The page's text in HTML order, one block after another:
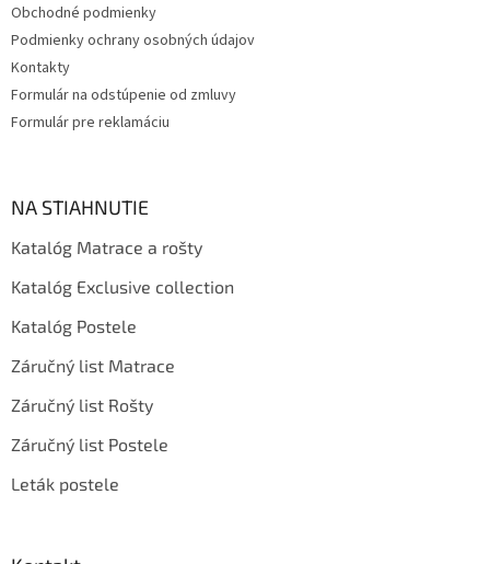
Obchodné podmienky
Podmienky ochrany osobných údajov
Kontakty
Formulár na odstúpenie od zmluvy
Formulár pre reklamáciu
NA STIAHNUTIE
Katalóg Matrace a rošty
Katalóg Exclusive collection
Katalóg Postele
Záručný list Matrace
Záručný list Rošty
Záručný list Postele
Leták postele